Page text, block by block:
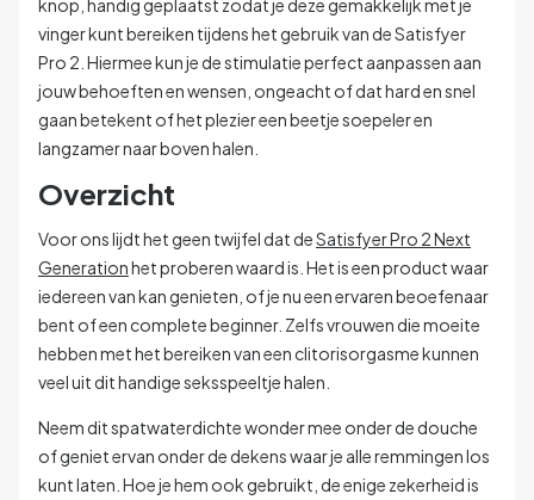
knop, handig geplaatst zodat je deze gemakkelijk met je
vinger kunt bereiken tijdens het gebruik van de Satisfyer
Pro 2. Hiermee kun je de stimulatie perfect aanpassen aan
jouw behoeften en wensen, ongeacht of dat hard en snel
gaan betekent of het plezier een beetje soepeler en
langzamer naar boven halen.
Overzicht
Voor ons lijdt het geen twijfel dat deSatisfyer Pro 2 Next
Generationhet proberen waard is. Het is een product waar
iedereen van kan genieten, of je nu een ervaren beoefenaar
bent of een complete beginner. Zelfs vrouwen die moeite
hebben met het bereiken van een clitorisorgasme kunnen
veel uit dit handige seksspeeltje halen.
Neem dit spatwaterdichte wonder mee onder de douche
of geniet ervan onder de dekens waar je alle remmingen los
kunt laten. Hoe je hem ook gebruikt, de enige zekerheid is